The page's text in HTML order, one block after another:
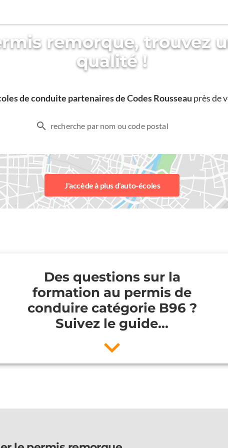
remorque, trouvez
qualité !
de conduite partenaires de Codes Rousseau près de
recherche par nom ou code postal
J'accède à plus d'auto-écoles
Des questions sur la
formation au permis de
conduire catégorie B96 ?
Suivez le guide...